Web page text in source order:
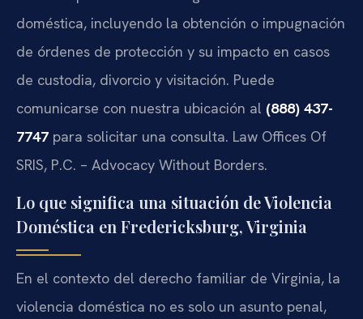
doméstica, incluyendo la obtención o impugnación
de órdenes de protección y su impacto en casos
de custodia, divorcio y visitación. Puede
comunicarse con nuestra ubicación al (888) 437-
7747 para solicitar una consulta. Law Offices Of
SRIS, P.C. – Advocacy Without Borders.
Lo que significa una situación de Violencia
Doméstica en Fredericksburg, Virginia
En el contexto del derecho familiar de Virginia, la
violencia doméstica no es solo un asunto penal,